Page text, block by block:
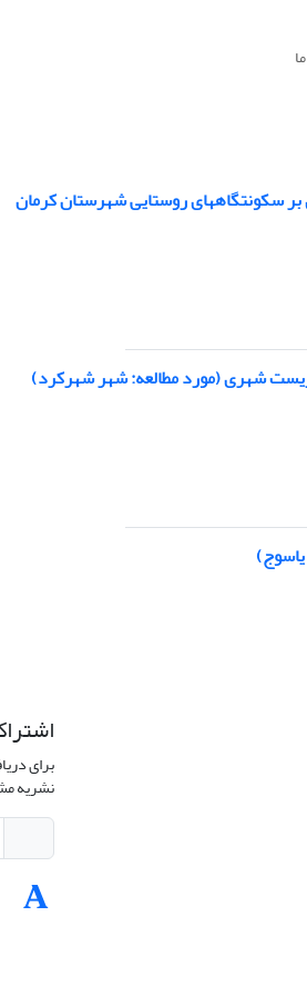
سکونتگاههای روستایی شهرستان کرمان
شهری (مورد مطالعه: شهر شهرکرد)
برای
نشریه